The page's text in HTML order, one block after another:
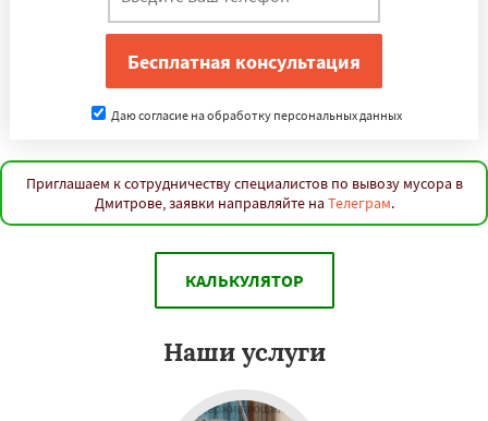
Даю согласие на обработку персональных данных
Приглашаем к сотрудничеству специалистов по вывозу мусора в
Дмитрове, заявки направляйте на Телеграм.
КАЛЬКУЛЯТОР
Наши услуги